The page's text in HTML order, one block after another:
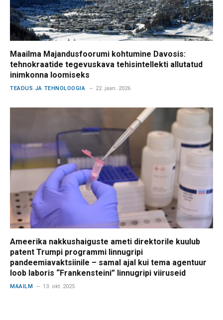
Maailma Majandusfoorumi kohtumine Davosis:
tehnokraatide tegevuskava tehisintellekti allutatud
inimkonna loomiseks
TEADUS JA TEHNOLOOGIA 22. jaan. 2026
Ameerika nakkushaiguste ameti direktorile kuulub
patent Trumpi programmi linnugripi
pandeemiavaktsiinile – samal ajal kui tema agentuur
loob laboris “Frankensteini” linnugripi viiruseid
MAAILM 13. okt. 2025